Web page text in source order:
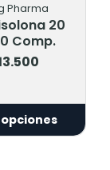
Pharma
20
Comp.
opciones